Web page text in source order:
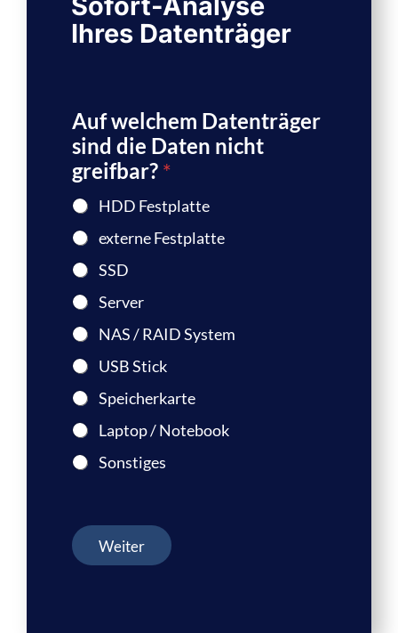
Ihres Datenträger
Auf welchem Datenträger
sind die Daten nicht
greifbar? *
HDD Festplatte
externe Festplatte
SSD
Server
NAS / RAID System
USB Stick
Speicherkarte
Laptop / Notebook
Sonstiges
Weiter